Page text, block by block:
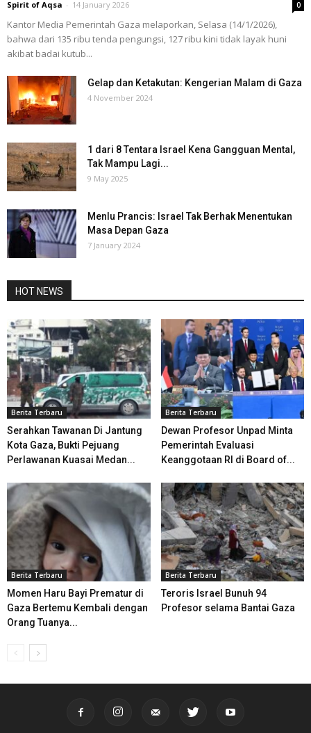
Spirit of Aqsa - 14 January 2026 0
Kantor Media Pemerintah Gaza melaporkan, Selasa (14/1/2026),
bahwa dari 135 ribu tenda pengungsi, 127 ribu kini tidak layak huni
akibat badai kutub...
Gelap dan Ketakutan: Kengerian Malam di Gaza
4 November 2024
1 dari 8 Tentara Israel Kena Gangguan Mental,
Tak Mampu Lagi...
9 May 2025
Menlu Prancis: Israel Tak Berhak Menentukan
Masa Depan Gaza
7 January 2024
HOT NEWS
Berita Terbaru
Serahkan Tawanan Di Jantung
Kota Gaza, Bukti Pejuang
Perlawanan Kuasai Medan...
Berita Terbaru
Dewan Profesor Unpad Minta
Pemerintah Evaluasi
Keanggotaan RI di Board of...
Berita Terbaru
Momen Haru Bayi Prematur di
Gaza Bertemu Kembali dengan
Orang Tuanya...
Berita Terbaru
Teroris Israel Bunuh 94
Profesor selama Bantai Gaza